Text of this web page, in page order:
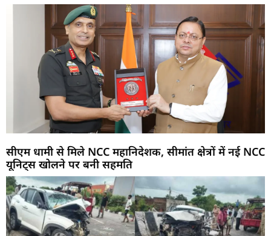
सीएम धामी से मिले NCC महानिदेशक, सीमांत क्षेत्रों में नई NCC
यूनिट्स खोलने पर बनी सहमति